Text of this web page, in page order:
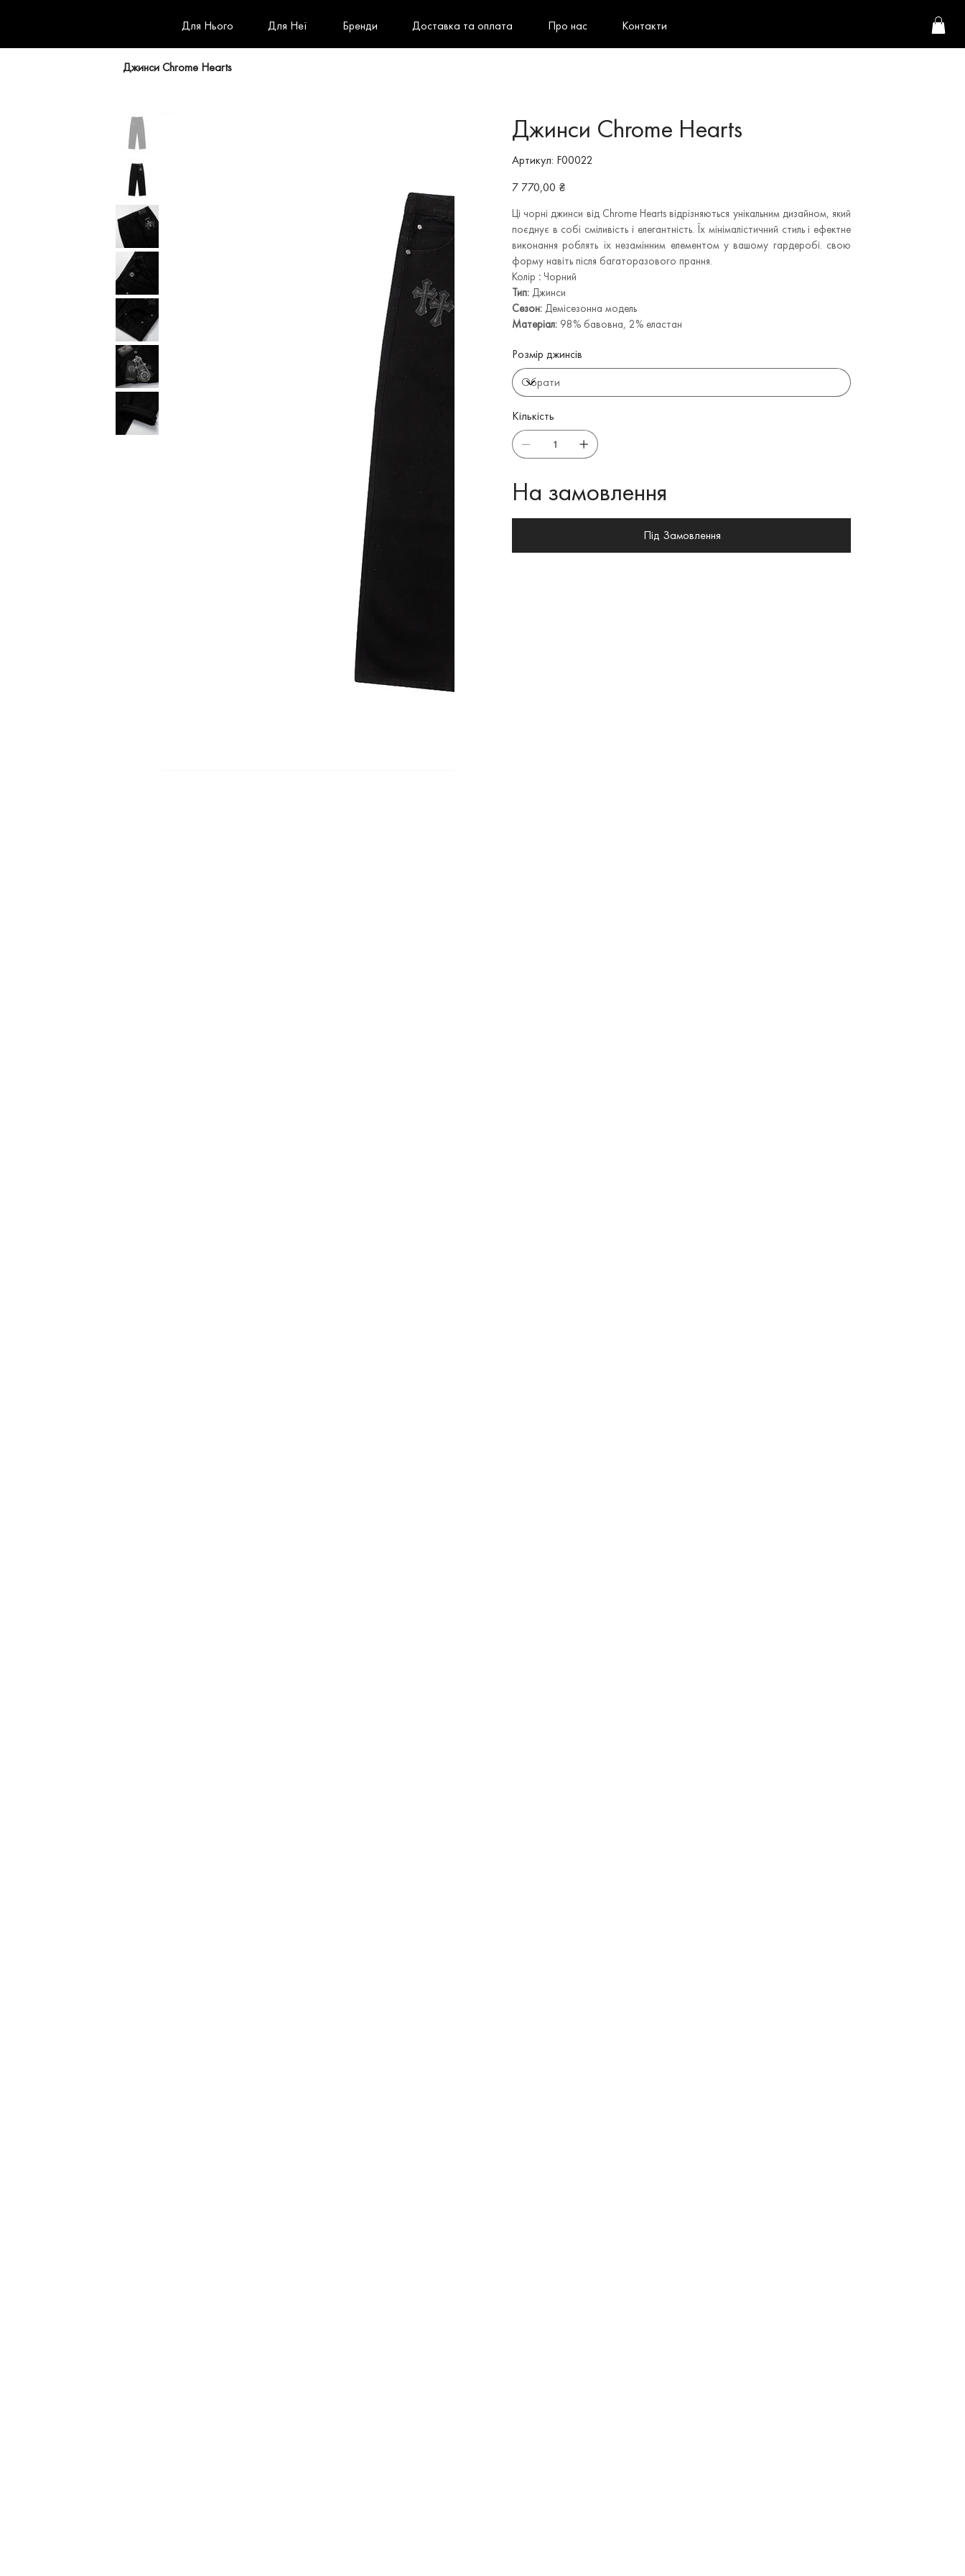
Для Нього Для Неї Бренди Доставка та оплата Про нас Контакти
Джинси Chrome Hearts
Джинси Chrome Hearts
Артикул: Артикул
F00022
F00022
Ціна
7 770,00 ₴
Ці чорні джинси від Chrome Hearts відрізняються унікальним дизайном, який
поєднує в собі сміливість і елегантність. Їх мінімалістичний стиль і ефектне
виконання роблять їх незамінним елементом у вашому гардеробі. свою
форму навіть після багаторазового прання.
Колір : Чорний
Тип: Джинси
Сезон: Демісезонна модель
Матеріал: 98% бавовна, 2% еластан
Розмір джинсів
Кількість
На замовлення
Під Замовлення